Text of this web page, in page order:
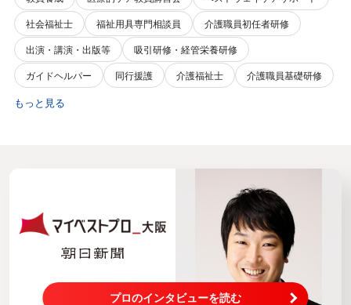
社会福祉士
福祉用具専門相談員
介護職員初任者研修
出演・講演・出版等
吸引研修・経管栄養研修
ガイドヘルパー
同行援護 介護福祉士 介護職員基礎研修
もっと見る
プロのインタビューを読む